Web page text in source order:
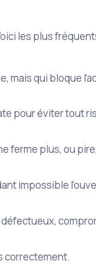
les plus
mais qui bloque
pour éviter tout
ferme plus, ou
impossible
correctement.